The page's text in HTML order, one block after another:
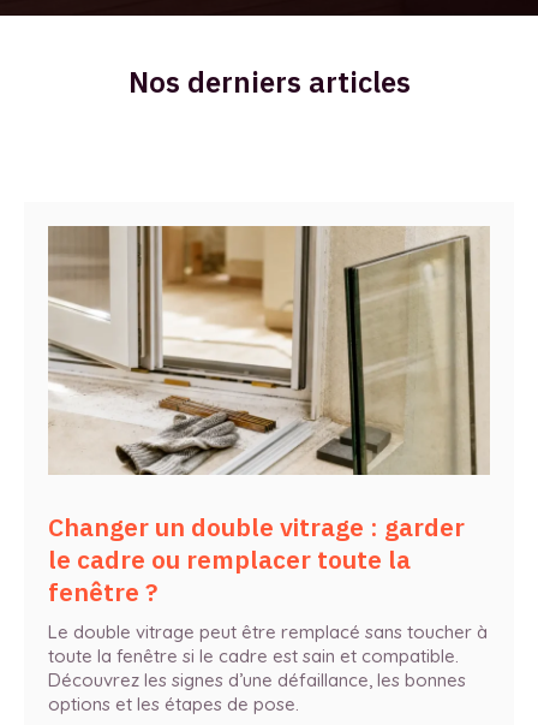
Nos derniers articles
Changer un double vitrage : garder
le cadre ou remplacer toute la
fenêtre ?
Le double vitrage peut être remplacé sans toucher à
toute la fenêtre si le cadre est sain et compatible.
Découvrez les signes d’une défaillance, les bonnes
options et les étapes de pose.